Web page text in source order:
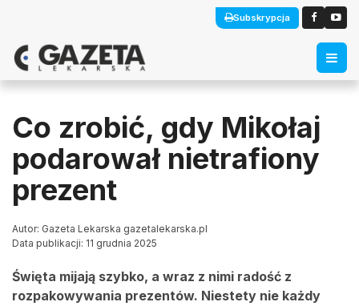
Subskrypcja
Co zrobić, gdy Mikołaj
podarował nietrafiony
prezent
Autor: Gazeta Lekarska gazetalekarska.pl
Data publikacji: 11 grudnia 2025
Święta mijają szybko, a wraz z nimi radość z
rozpakowywania prezentów. Niestety nie każdy